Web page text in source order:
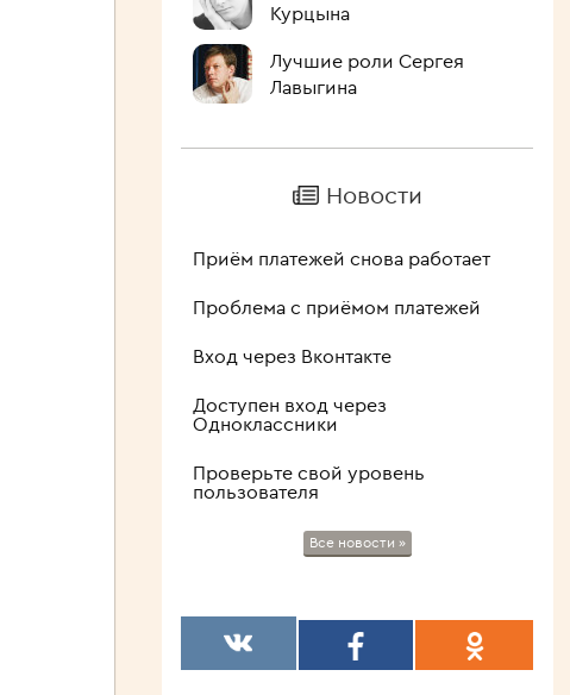
Курцына
Лучшие роли Сергея
Лавыгина
Новости
Приём платежей снова работает
Проблема с приёмом платежей
Вход через Вконтакте
Доступен вход через
Одноклассники
Проверьте свой уровень
пользователя
Все новости »